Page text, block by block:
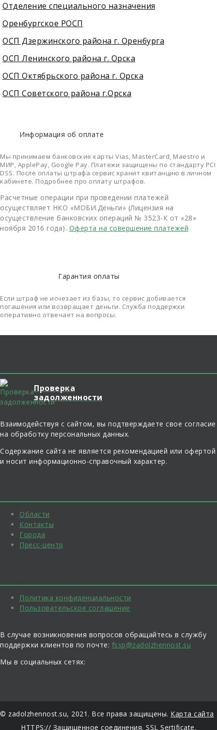
Отделение специального назначения
Оренбургское РОСП
ОСП Дзержинского района г. Оренбурга
ОСП Ленинского района г. Орска
ОСП Октябрьского района г. Орска
ОСП Советского района г.Орска
Информация об оплате
Мы принимаем банковские карты Vias, MasterCard, Maestro и
МИР, ApplePay, Google Pay. Платежи защищены по стандарту PCI
DSS. После оплаты штрафа сервис хранит квитанцию в личном
кабинете. Подробнее про оплату штрафов.
Расчетные операции при проведении платежей
осуществляет НКО «МОБИ.Деньги» (Лицензия на
осуществление банковских операций № 3523-К от «28»
ноября 2016 года). Оферта на совершение платежей
Гарантия оплаты
Если штраф не исчезает из базы, то сервис добивается
погашения или возвращает деньги. Служба поддержки
оперативно отвечает на вопросы.
Проверка
задолженности
Взаимодействуя с сайтом, вы подтверждаете свое согласие
на обработку персональных данных.
Содержание сайта не является рекомендацией или офертой
и носит информационно-справочный характер.
Области
Контакты
Города
Пресс-центр
Политика конфиденциальности
Пользовательское соглашение
В случае возникновения вопросов обращайтесь в службу
поддержки клиентов по почте: fssp@zadolzhennost.su
Мы в социальных сетях:
© zadolzhennost.su, 2021. Все права защищены. Карта сайта
HTTPS:// Защищенное соединения. SSL Sertificate.